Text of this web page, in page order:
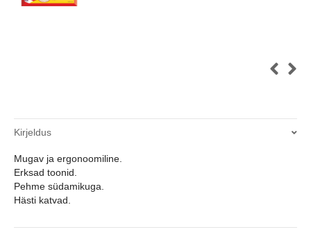
Kirjeldus
Mugav ja ergonoomiline.
Erksad toonid.
Pehme südamikuga.
Hästi katvad.